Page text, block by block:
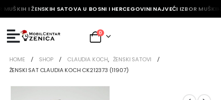
I ŽENSKIH SATOVA U BOSNI I HERCEGOVINI NAJVEĆI IZBOR
0
HOME SHOP CLAUDIA KOCH, ŽENSKI SATOVI
ŽENSKI SAT CLAUDIA KOCH CK212373 (11907)